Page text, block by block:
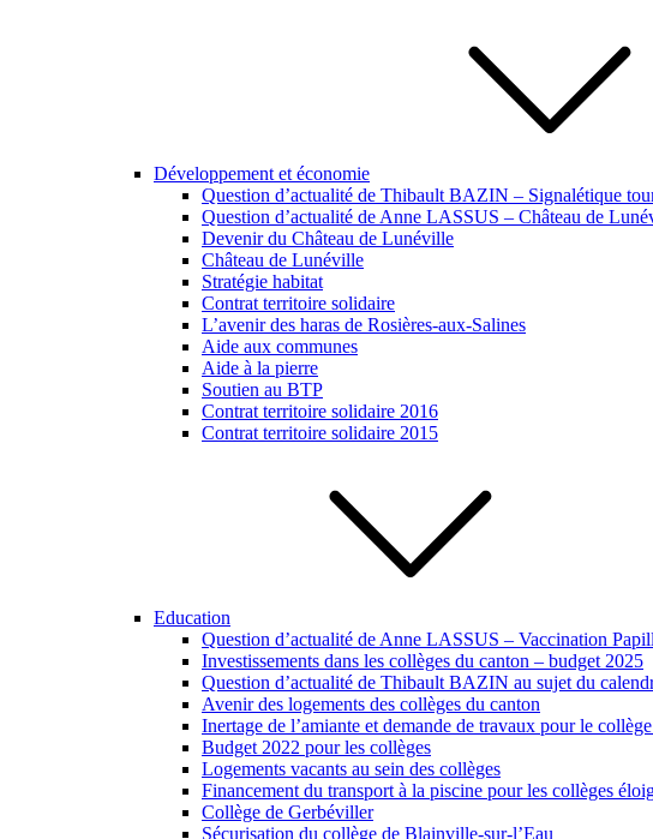
Développement et économie
Question d’actualité de Thibault BAZIN – Signalétique
Question d’actualité de Anne LASSUS – Château de
Devenir du Château de Lunéville
Château de Lunéville
Stratégie habitat
Contrat territoire solidaire
L’avenir des haras de Rosières-aux-Salines
Aide aux communes
Aide à la pierre
Soutien au BTP
Contrat territoire solidaire 2016
Contrat territoire solidaire 2015
Education
Question d’actualité de Anne LASSUS – Vaccination
Investissements dans les collèges du canton – budget 2025
Question d’actualité de Thibault BAZIN au sujet du
Avenir des logements des collèges du canton
Inertage de l’amiante et demande de travaux pour le
Budget 2022 pour les collèges
Logements vacants au sein des collèges
Financement du transport à la piscine pour les collèges
Collège de Gerbéviller
Sécurisation du collège de Blainville-sur-l’Eau